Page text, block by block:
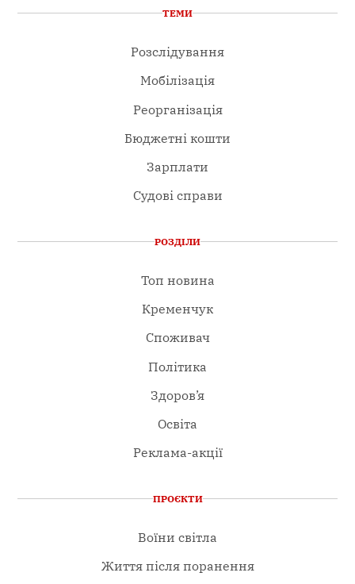
ТЕМИ
Розслідування
Мобілізація
Реорганізація
Бюджетні кошти
Зарплати
Судові справи
РОЗДІЛИ
Топ новина
Кременчук
Споживач
Політика
Здоров’я
Освіта
Реклама-акції
ПРОЄКТИ
Воїни світла
Життя після поранення